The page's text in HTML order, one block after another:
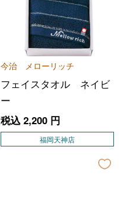
今治 メローリッチ
フェイスタオル ネイビ
ー
税込 2,200円
福岡天神店